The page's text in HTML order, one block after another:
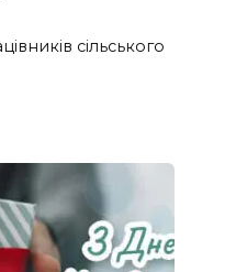
сільського